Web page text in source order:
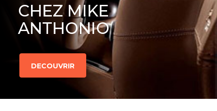
CHEZ MIKE
ANTHONIO
DECOUVRIR